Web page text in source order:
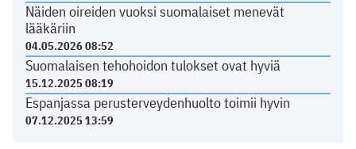
Näiden oireiden vuoksi suomalaiset menevät
lääkäriin
04.05.2026 08:52
Suomalaisen tehohoidon tulokset ovat hyviä
15.12.2025 08:19
Espanjassa perusterveydenhuolto toimii hyvin
07.12.2025 13:59